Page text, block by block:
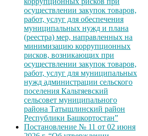
осуществлении закупок товаров,
работ, услуг для обеспечения
муниципальных нужд и плана
(реестра) мер, направленных на
минимизацию коррупционных
рисков, возникающих при
осуществлении закупок товаров,
работ, услуг для муниципальных
нужд администрации сельского
поселения Кальтяевский
сельсовет муниципального
района Татышлинский район
Республики Башкортостан”
Постановление № 11 от 02 июня